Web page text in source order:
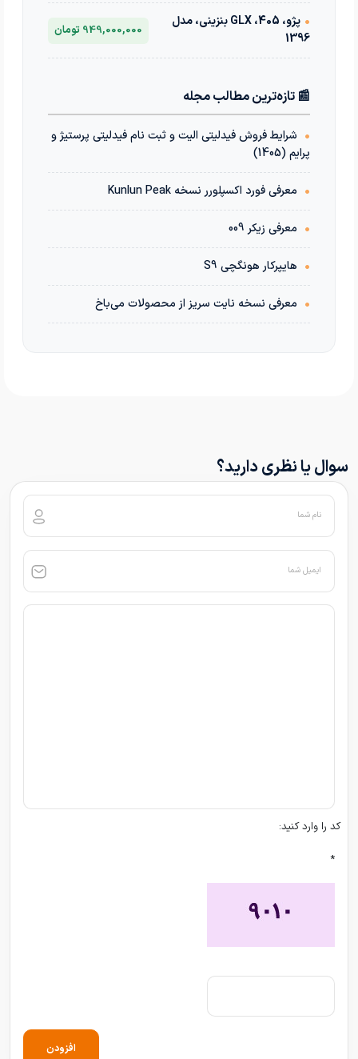
•
پژو، 405، GLX بنزینی، مدل
1396
949,000,000 تومان
📰 تازه‌ترین مطالب مجله
• شرایط فروش فیدلیتی الیت و ثبت نام فیدلیتی پرستیژ و
پرایم (1405)
• معرفی فورد اکسپلورر نسخه Kunlun Peak
• معرفی زیکر 009
• هایپرکار هونگچی S9
• معرفی نسخه نایت سریز از محصولات می‌باخ
سوال یا نظری دارید؟
نام شما
ایمیل شما
کد را وارد کنید:
*
افزودن